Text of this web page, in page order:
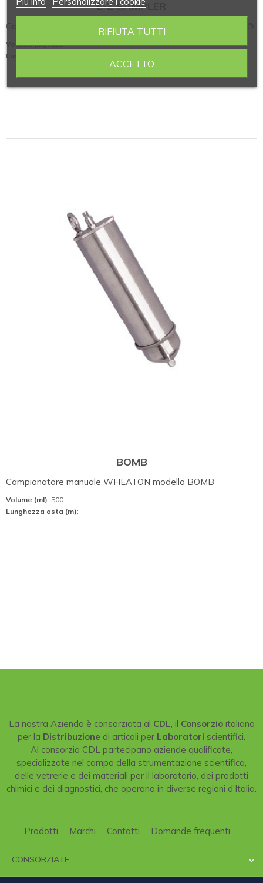
E-Z SAMPLER
Campionatore manuale WHEATON modello E-Z SAMPLER®
Volume (ml): 125
Lunghezza asta (m)
BOMB
Campionatore manuale WHEATON modello BOMB
Volume (ml): 500
Lunghezza asta (m): -
La nostra Azienda è consorziata al CDL, il Consorzioitaliano
per la Distribuzione di articoli per Laboratori scientifici.
Al consorzio CDL partecipano aziende qualificate,
specializzate nel campo della strumentazione scientifica,
delle vetrerie e dei materiali per il laboratorio, dei prodotti
chimici e dei diagnostici, che operano in diverse regioni d'Italia.
Prodotti Marchi Contatti Domande frequenti
CONSORZIATE 
RIFIUTA TUTTI
ACCETTO